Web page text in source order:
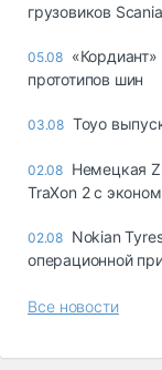
грузовиков
05.08
прототипов шин
03.08 Toyo
02.08 Немецкая
TraXon 2 с
02.08 Nokian
операционной
Все новости